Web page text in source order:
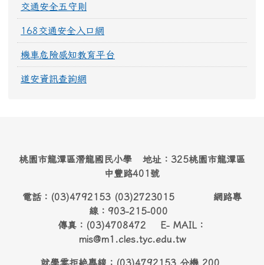
交通安全五守則
168交通安全入口網
機車危險感知教育平台
道安資訊查詢網
桃園市龍潭區潛龍國民小學 地址：325桃園市龍潭區
中豐路401號
電話：(03)4792153 (03)2723015 網路專
線：903-215-000
傳真：(03)4708472 E- MAIL：
mis@m1.cles.tyc.edu.tw
就學零拒絶專線：(03)4792153 分機 200